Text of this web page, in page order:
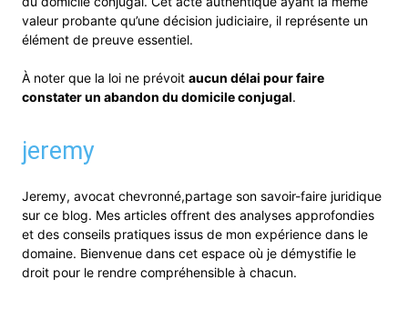
valeur probante qu’une décision judiciaire, il représente un
élément de preuve essentiel.
À noter que la loi ne prévoit aucun délai pour faire
constater un abandon du domicile conjugal.
jeremy
Jeremy, avocat chevronné,partage son savoir-faire juridique
sur ce blog. Mes articles offrent des analyses approfondies
et des conseils pratiques issus de mon expérience dans le
domaine. Bienvenue dans cet espace où je démystifie le
droit pour le rendre compréhensible à chacun.